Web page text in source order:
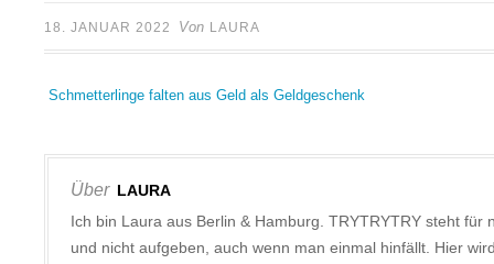
18. JANUAR 2022 Von LAURA
Schmetterlinge falten aus Geld als Geldgeschenk
Über LAURA
Ich bin Laura aus Berlin & Hamburg. TRYTRYTRY steht
und nicht aufgeben, auch wenn man einmal hinfällt. Hier